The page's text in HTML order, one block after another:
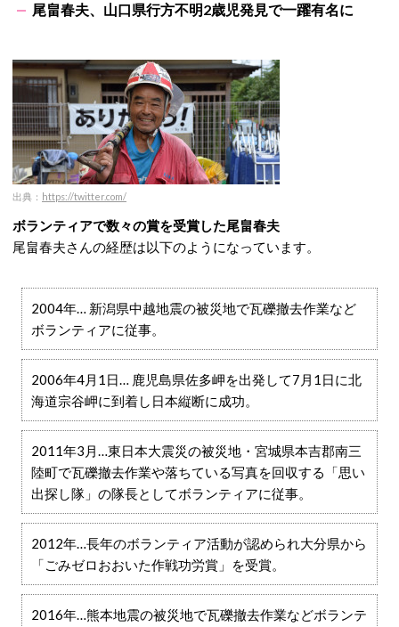
尾畠春夫、山口県行方不明2歳児発見で一躍有名に
出典： https://twitter.com/
ボランティアで数々の賞を受賞した尾畠春夫
尾畠春夫さんの経歴は以下のようになっています。
2004年… 新潟県中越地震の被災地で瓦礫撤去作業など
ボランティアに従事。
2006年4月1日… 鹿児島県佐多岬を出発して7月1日に北
海道宗谷岬に到着し日本縦断に成功。
2011年3月…東日本大震災の被災地・宮城県本吉郡南三
陸町で瓦礫撤去作業や落ちている写真を回収する「思い
出探し隊」の隊長としてボランティアに従事。
2012年…長年のボランティア活動が認められ大分県から
「ごみゼロおおいた作戦功労賞」を受賞。
2016年…熊本地震の被災地で瓦礫撤去作業などボランテ